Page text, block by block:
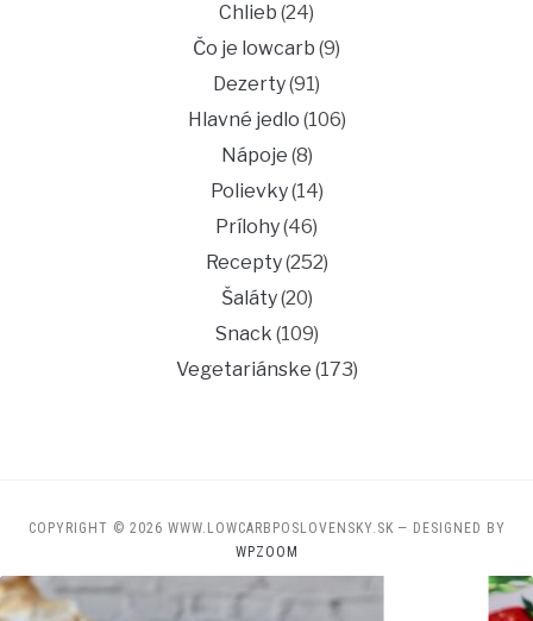
Chlieb (24)
Čo je lowcarb (9)
Dezerty(91)
Hlavné jedlo (106)
Nápoje (8)
Polievky(14)
Prílohy(46)
Recepty(252)
Šaláty(20)
Snack (109)
Vegetariánske (173)
COPYRIGHT © 2026 WWW.LOWCARBPOSLOVENSKY.SK — DESIGNED BY
WPZOOM